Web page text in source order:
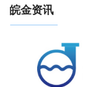
皖金资讯